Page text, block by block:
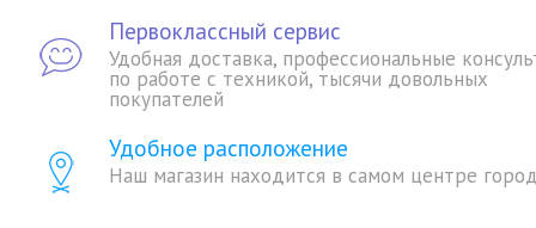
Первоклассный сервис
Удобная доставка, профессиональные
по работе с техникой, тысячи довольных
покупателей
Удобное расположение
Наш магазин находится в самом центре